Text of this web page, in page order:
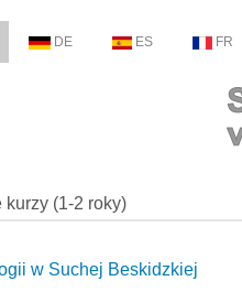
DE ES FR
(1-2 roky)
w Suchej Beskidzkiej